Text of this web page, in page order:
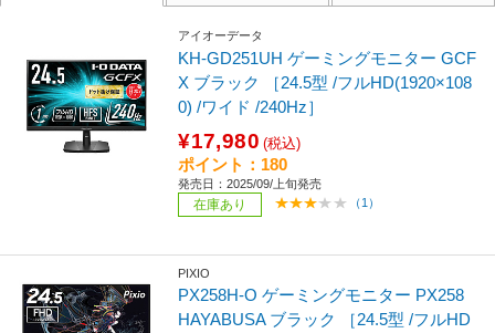
アイオーデータ
KH-GD251UH ゲーミングモニター GCF
X ブラック ［24.5型 /フルHD(1920×108
0) /ワイド /240Hz］
¥17,980 (税込)
ポイント：180
発売日：2025/09/上旬発売
在庫あり （1）
PIXIO
PX258H-O ゲーミングモニター PX258
HAYABUSA ブラック ［24.5型 /フルHD